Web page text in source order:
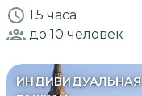
1.5 часа
до 10 человек
ИНДИВИДУАЛЬНАЯ